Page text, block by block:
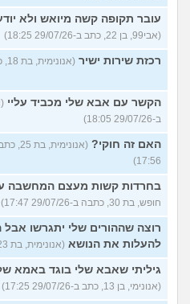
עובר תקופה קשה מיואש ולא
(אבי99, בן 22, כתב ב-29/07/26 18:25)
רכזת שירות ישיר (אנונימית, בת 18, כתבה ב-29/07/26 18:16)
הקשר עם אבא שלי מכביד עליי
ב-29/07/26 18:05)
האם זה חוקי?
17:56)
בחרדות קשות מעצם המחשבה
חופש, בת 30, כתבה ב-29/07/26 17:47)
רוצה שההורים שלי יתגרשו
להעלות את הנושא (אנונימית, בת 23, כתבה ב-29/07/26 17:36)
גיליתי שאבא שלי בוגד באמא
(אנונימי, בן 13, כתב ב-29/07/26 17:25)